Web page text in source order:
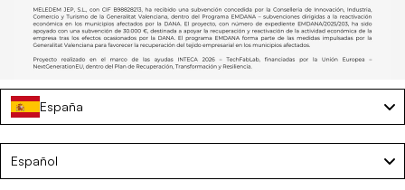
Silla de playa reclinable con nevera – ECHO
€63,20
España
Español